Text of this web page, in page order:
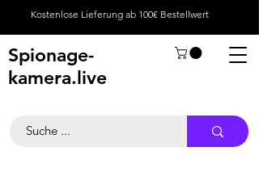
Kostenlose Lieferung ab 100€ Bestellwert
Spionage-
kamera.live